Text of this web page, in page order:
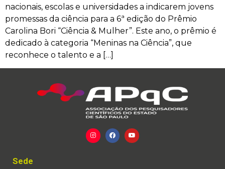
nacionais, escolas e universidades a indicarem jovens
promessas da ciência para a 6ª edição do Prêmio
Carolina Bori “Ciência & Mulher”. Este ano, o prêmio é
dedicado à categoria “Meninas na Ciência”, que
reconhece o talento e a […]
Sede